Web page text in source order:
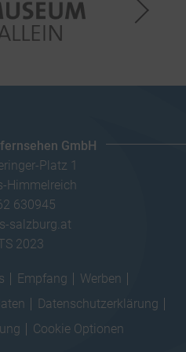
GmbH
Platz 1
Himmelreich
630945
salzburg.at
2023
Empfang
Werben
Datenschutzerklärung
Cookie Optionen